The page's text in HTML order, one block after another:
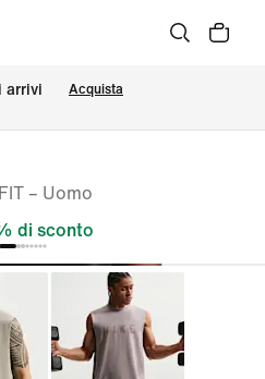
arrivi Acquista
– Uomo
di sconto